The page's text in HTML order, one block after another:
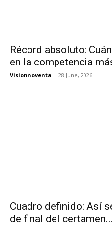
Récord absoluto:
en la competencia
Visionnoventa - 28 June, 2026
Cuadro definido: Así
de final del certamen...